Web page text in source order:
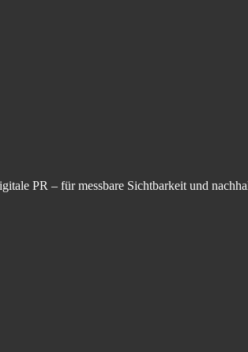
PR – für messbare Sichtbarkeit und